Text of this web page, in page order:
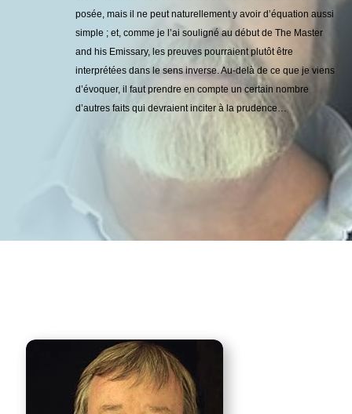
posée, mais il ne peut naturellement y avoir d’équation aussi
simple ; et, comme je l’ai souligné au début de The Master
and his Emissary, les preuves pourraient plutôt être
interprétées dans le sens inverse. Au-delà de ce que je viens
d’évoquer, il faut prendre en compte un certain nombre
d’autres faits qui devraient inciter à la prudence…